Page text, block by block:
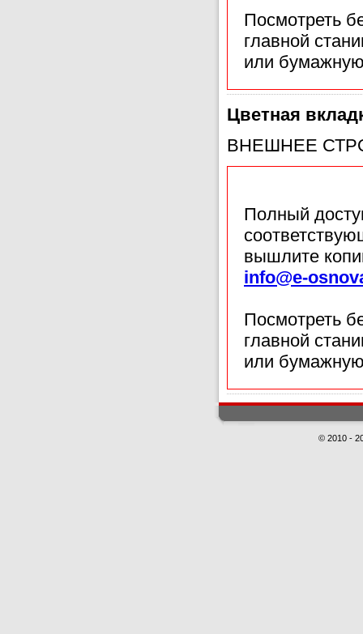
Посмотреть
главной
или
Цветная
ВНЕШНЕЕ
Полный
вышлите
info@e-
Посмотреть
главной
или
© 2010 -